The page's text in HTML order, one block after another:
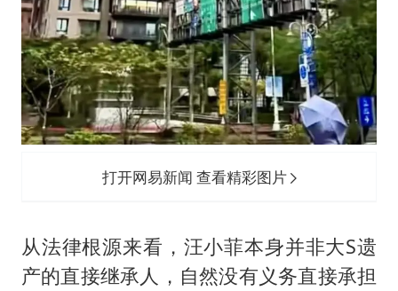
打开网易新闻 查看精彩图片
从法律根源来看，汪小菲本身并非大S遗
产的直接继承人，自然没有义务直接承担